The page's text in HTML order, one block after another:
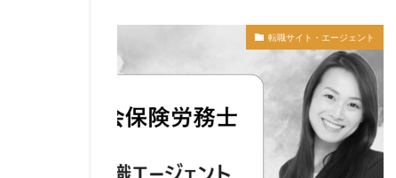
転職サイト・エージェント